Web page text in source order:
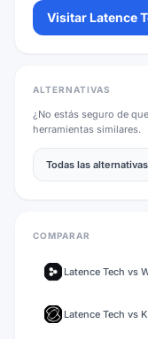
Visitar Latence
ALTERNATIVAS
¿No estás seguro de que
herramientas similares.
Todas las
COMPARAR
Latence Tech vs
Latence Tech vs